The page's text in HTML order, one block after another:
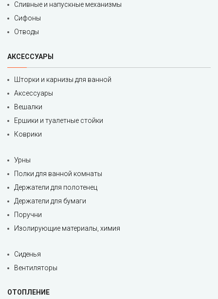
Сливные и напускные механизмы
Сифоны
Отводы
АКСЕССУАРЫ
Шторки и карнизы для ванной
Аксессуары
Вешалки
Ершики и туалетные стойки
Коврики
Урны
Полки для ванной комнаты
Держатели для полотенец
Держатели для бумаги
Поручни
Изолирующие материалы, химия
Сиденья
Вентиляторы
ОТОПЛЕНИЕ